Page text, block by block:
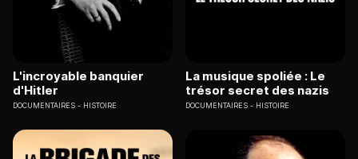
L'incroyable banquier
d'Hitler
DOCUMENTAIRES HISTOIRE
La musique spoliée : Le
trésor secret des nazis
DOCUMENTAIRES HISTOIRE